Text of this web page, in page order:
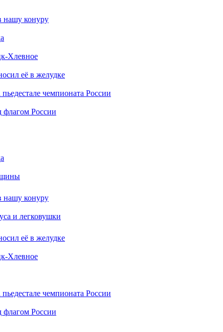
нашу конуру
Хлевное
её в желудке
чемпионата России
флагом России
нашу конуру
и легковушки
её в желудке
Хлевное
чемпионата России
флагом России